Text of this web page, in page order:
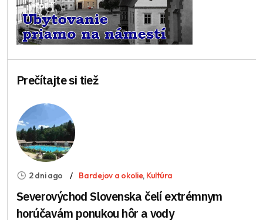
Prečítajte si tiež
2 dni ago Bardejov a okolie, Kultúra
Severovýchod Slovenska čelí extrémnym
horúčavám ponukou hôr a vody